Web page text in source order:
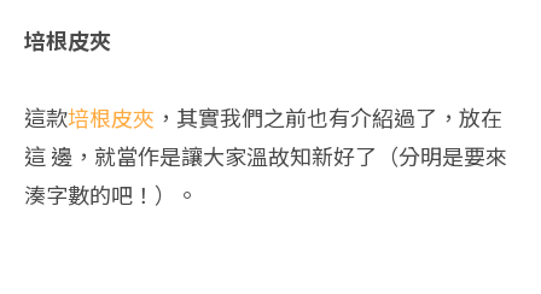
培根皮夾
這款培根皮夾 ，其實我們之前也有介紹過了，放在
這 邊，就當作是讓大家溫故知新好了（分明是要來
湊字數的吧！）。